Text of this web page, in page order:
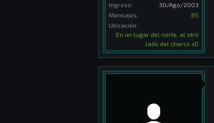
Ingreso:
30/Ago/2003
Mensajes:
85
Ubicación:
En un lugar del norte, al otro
lado del charco xD